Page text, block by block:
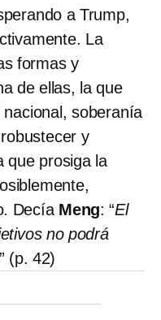
a Trump,
La
formas y
de ellas, la que
soberanía
y
que prosiga la
Decía Meng: “El
no podrá
(p. 42)